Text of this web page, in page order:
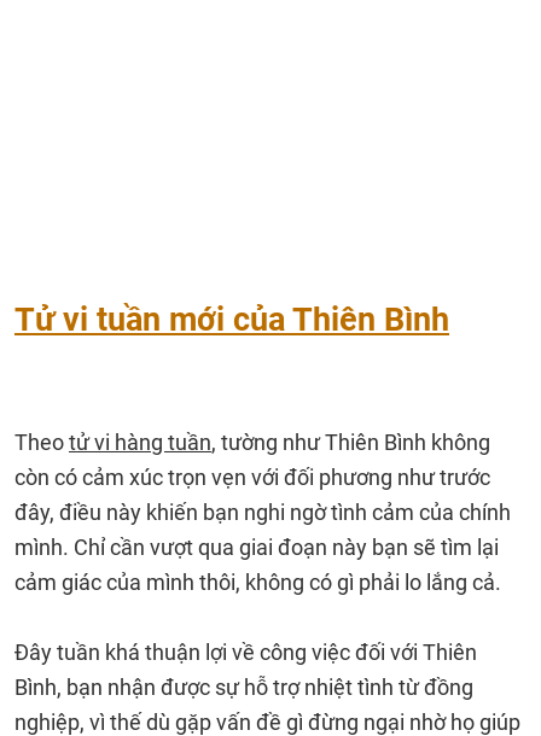
Tử vi tuần mới của Thiên Bình
Theotử vi hàng tuần, tường như Thiên Bình không
còn có cảm xúc trọn vẹn với đối phương như trước
đây, điều này khiến bạn nghi ngờ tình cảm của chính
mình. Chỉ cần vượt qua giai đoạn này bạn sẽ tìm lại
cảm giác của mình thôi, không có gì phải lo lắng cả.
Đây tuần khá thuận lợi về công việc đối với Thiên
Bình, bạn nhận được sự hỗ trợ nhiệt tình từ đồng
nghiệp, vì thế dù gặp vấn đề gì đừng ngại nhờ họ giúp